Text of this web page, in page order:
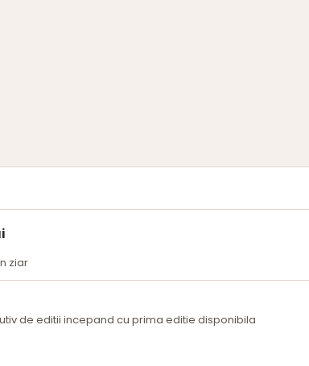
ziar
de editii incepand cu prima editie disponibila